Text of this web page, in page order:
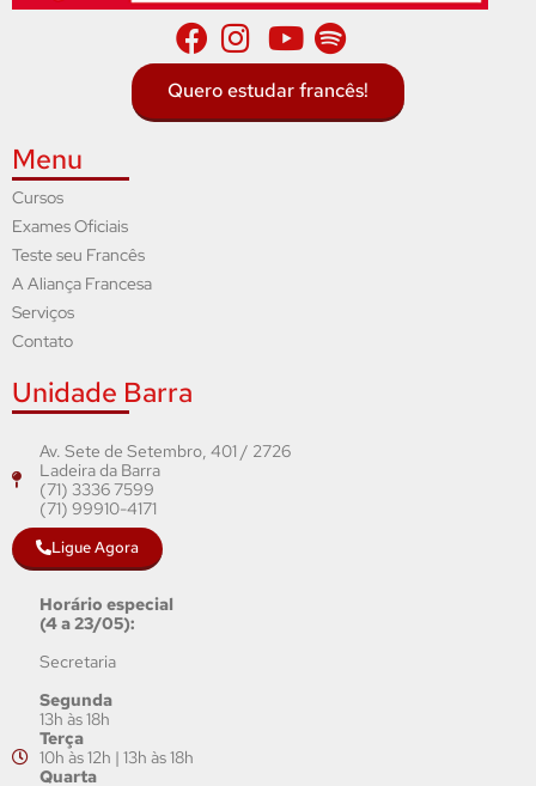
Quero estudar francês!
Menu
Cursos
Exames Oficiais
Teste seu Francês
A Aliança Francesa
Serviços
Contato
Unidade Barra
Av. Sete de Setembro, 401 / 2726
Ladeira da Barra
(71) 3336 7599
(71) 99910-4171
Ligue Agora
Horário especial
(4 a 23/05):
Secretaria
Segunda
13h às 18h
Terça
10h às 12h | 13h às 18h
Quarta